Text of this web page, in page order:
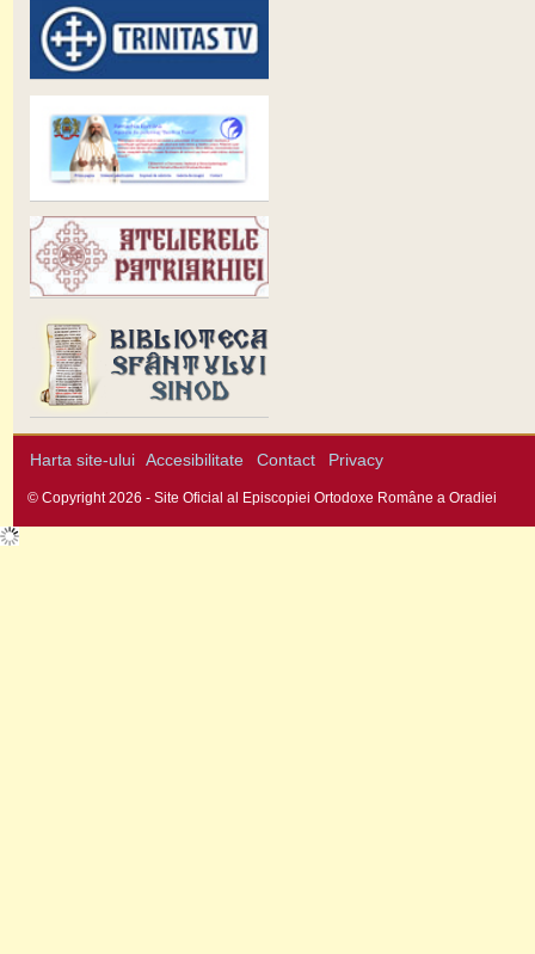
Harta site-ului Accesibilitate Contact Privacy
© Copyright 2026 - Site Oficial al Episcopiei Ortodoxe Române a Oradiei